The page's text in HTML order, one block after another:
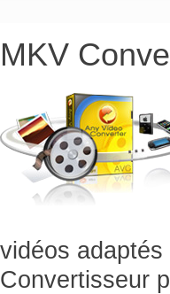
MKV
vidéos
Convertisseur